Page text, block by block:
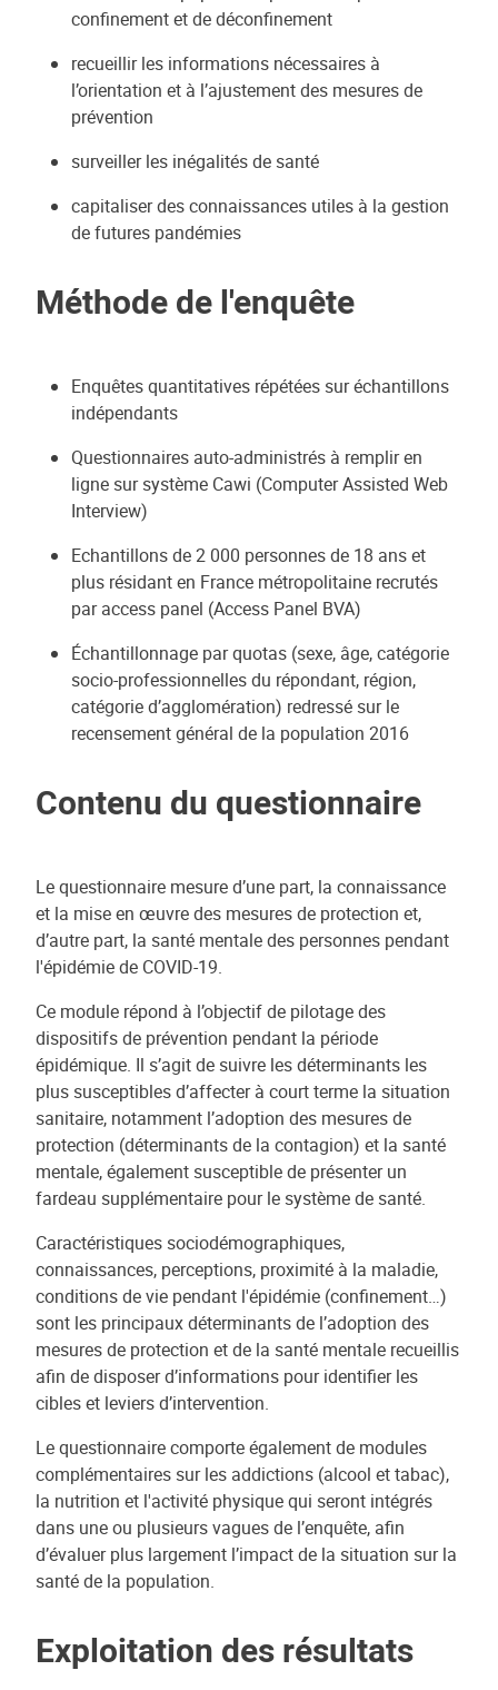
confinement et de déconfinement
recueillir les informations nécessaires à
l’orientation et à l’ajustement des mesures de
prévention
surveiller les inégalités de santé
capitaliser des connaissances utiles à la gestion
de futures pandémies
Méthode de l'enquête
Enquêtes quantitatives répétées sur échantillons
indépendants
Questionnaires auto-administrés à remplir en
ligne sur système Cawi (Computer Assisted Web
Interview)
Echantillons de 2 000 personnes de 18 ans et
plus résidant en France métropolitaine recrutés
par access panel (Access Panel BVA)
Échantillonnage par quotas (sexe, âge, catégorie
socio-professionnelles du répondant, région,
catégorie d’agglomération) redressé sur le
recensement général de la population 2016
Contenu du questionnaire
Le questionnaire mesure d’une part, la connaissance
et la mise en œuvre des mesures de protection et,
d’autre part, la santé mentale des personnes pendant
l'épidémie de COVID-19.
Ce module répond à l’objectif de pilotage des
dispositifs de prévention pendant la période
épidémique. Il s’agit de suivre les déterminants les
plus susceptibles d’affecter à court terme la situation
sanitaire, notamment l’adoption des mesures de
protection (déterminants de la contagion) et la santé
mentale, également susceptible de présenter un
fardeau supplémentaire pour le système de santé.
Caractéristiques sociodémographiques,
connaissances, perceptions, proximité à la maladie,
conditions de vie pendant l'épidémie (confinement…)
sont les principaux déterminants de l’adoption des
mesures de protection et de la santé mentale recueillis
afin de disposer d’informations pour identifier les
cibles et leviers d’intervention.
Le questionnaire comporte également de modules
complémentaires sur les addictions (alcool et tabac),
la nutrition et l'activité physique qui seront intégrés
dans une ou plusieurs vagues de l’enquête, afin
d’évaluer plus largement l’impact de la situation sur la
santé de la population.
Exploitation des résultats